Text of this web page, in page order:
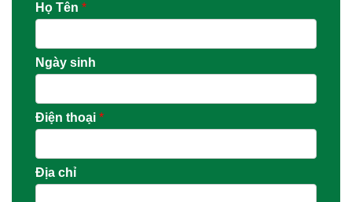
Họ Tên *
Ngày sinh
Điện thoại *
Địa chỉ